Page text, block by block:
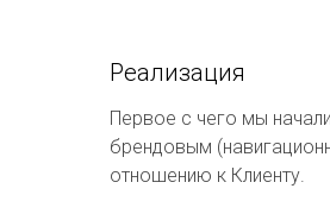
Реализация
Первое с чего мы
брендовым
отношению к Клиенту.